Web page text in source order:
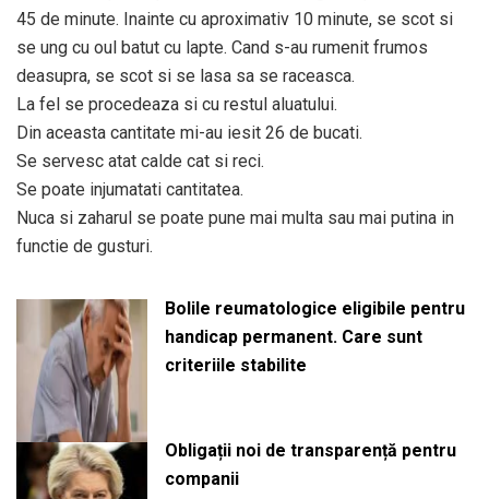
45 de minute. Inainte cu aproximativ 10 minute, se scot si
se ung cu oul batut cu lapte. Cand s-au rumenit frumos
deasupra, se scot si se lasa sa se raceasca.
La fel se procedeaza si cu restul aluatului.
Din aceasta cantitate mi-au iesit 26 de bucati.
Se servesc atat calde cat si reci.
Se poate injumatati cantitatea.
Nuca si zaharul se poate pune mai multa sau mai putina in
functie de gusturi.
Bolile reumatologice eligibile pentru
handicap permanent. Care sunt
criteriile stabilite
Obligații noi de transparență pentru
companii